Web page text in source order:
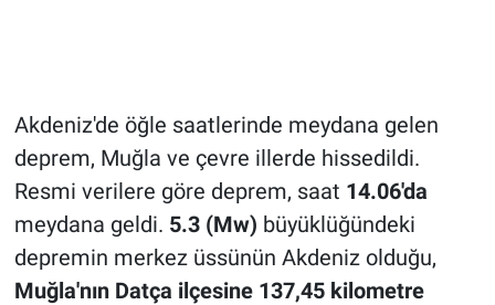
Akdeniz'de öğle saatlerinde meydana gelen
deprem, Muğla ve çevre illerde hissedildi.
Resmi verilere göre deprem, saat 14.06'da
meydana geldi. 5.3 (Mw) büyüklüğündeki
depremin merkez üssünün Akdeniz olduğu,
Muğla'nın Datça ilçesine 137,45 kilometre